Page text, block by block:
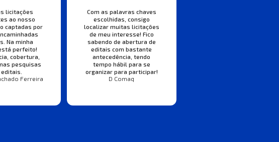
licitações
ao nosso
captadas por
Na minha
perfeito!
cobertura,
pesquisas
Ferreira
Com as palavras chaves
escolhidas, consigo
localizar muitas licitações
de meu interesse! Fico
sabendo de abertura de
editais com bastante
antecedência, tendo
tempo hábil para se
organizar para participar!
D Comaq